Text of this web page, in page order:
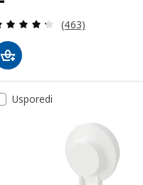
Ukupno recenzija:
Revizija: 4.3
(463)
Usporedi